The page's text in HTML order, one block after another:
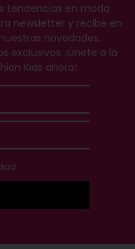
tendencias en moda
newsletter y recibe en
novedades,
exclusivos. ¡Únete a la
Kids ahora!.